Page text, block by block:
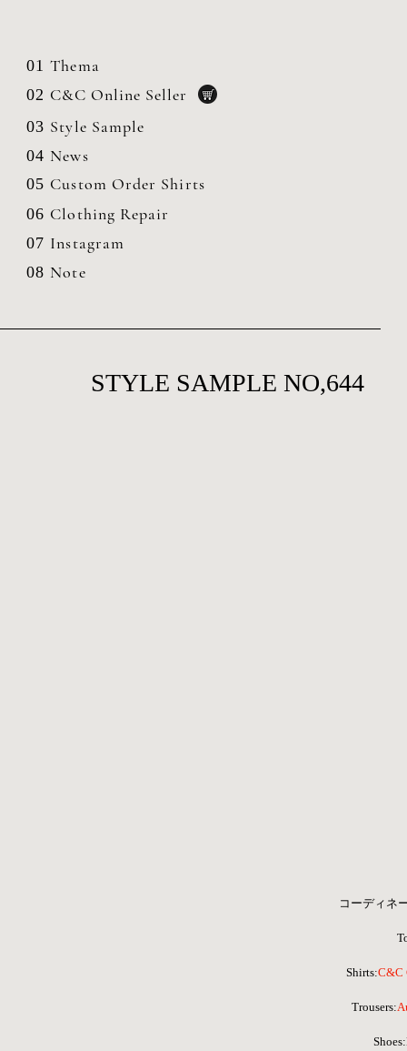
01 Thema
02 C&C Online Seller
03 Style Sample
04 News
05 Custom Order Shirts
06 Clothing Repair
07 Instagram
08 Note
STYLE SAMPLE NO,644
コーディネ
Shirts:C&C
Trousers: